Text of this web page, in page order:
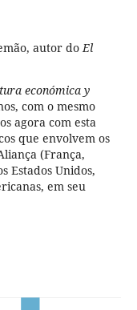
autor do El
económica y
com o mesmo
agora com esta
que envolvem os
(França,
Estados Unidos,
em seu